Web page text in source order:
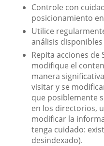
Controle con
posicionamiento
Utilice
análisis
Repita acciones de
modifique el
manera
visitar y se
que posiblemente
en los directorios,
modificar la
tenga cuidado:
desindexado).